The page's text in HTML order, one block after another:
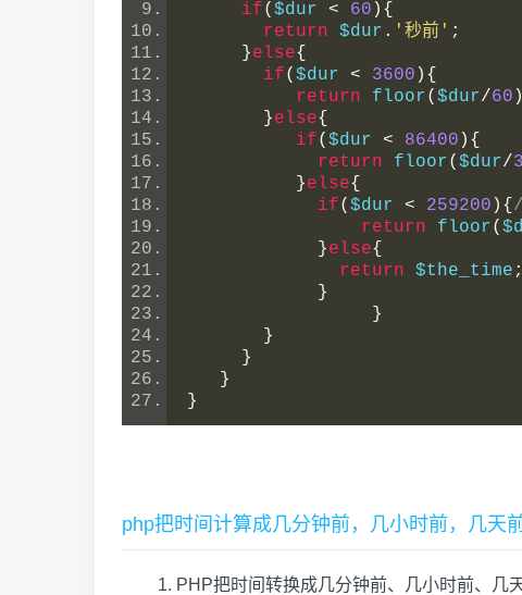
if( $dur < 60 ){
return $dur . '秒前' ;
}else{
if( $dur < 3600 ){
return floor( $dur/60
}else{
if( $dur < 86400 ){
return floor( $dur/
}else{
if( $dur < 259200 ){
return floor(
}else{
return $the_time ;
}
}
}
}
}
}
php把时间计算成几分钟前，几小时前，几天
PHP把时间转换成几分钟前、几小时前、几